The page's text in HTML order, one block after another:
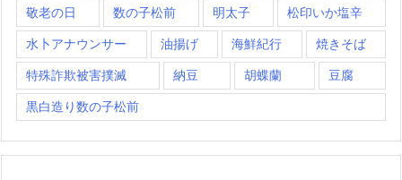
敬老の日 数の子松前 明太子 松印いか塩辛
水卜アナウンサー 油揚げ 海鮮紀行 焼きそば
特殊詐欺被害撲滅 納豆 胡蝶蘭 豆腐
黒白造り数の子松前